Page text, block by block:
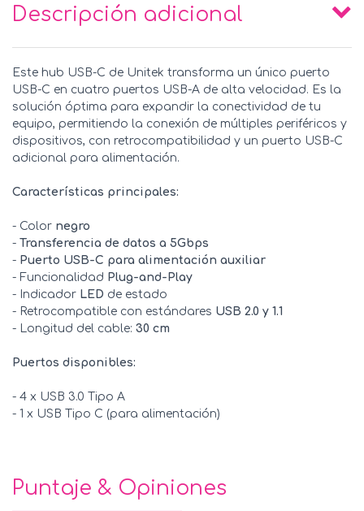
Descripción adicional
Este hub USB-C de Unitek transforma un único puerto
USB-C en cuatro puertos USB-A de alta velocidad. Es la
solución óptima para expandir la conectividad de tu
equipo, permitiendo la conexión de múltiples periféricos y
dispositivos, con retrocompatibilidad y un puerto USB-C
adicional para alimentación.
Características principales:
- Color negro
- Transferencia de datos a 5Gbps
- Puerto USB-C para alimentación auxiliar
- Funcionalidad Plug-and-Play
- Indicador LED de estado
- Retrocompatible con estándares USB 2.0 y 1.1
- Longitud del cable: 30 cm
Puertos disponibles:
- 4 x USB 3.0 Tipo A
- 1 x USB Tipo C (para alimentación)
Puntaje & Opiniones